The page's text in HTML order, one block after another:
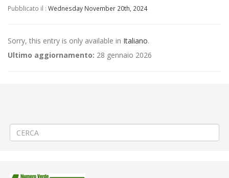
Pubblicato il : Wednesday November 20th, 2024
Sorry, this entry is only available in Italiano.
Ultimo aggiornamento: 28 gennaio 2026